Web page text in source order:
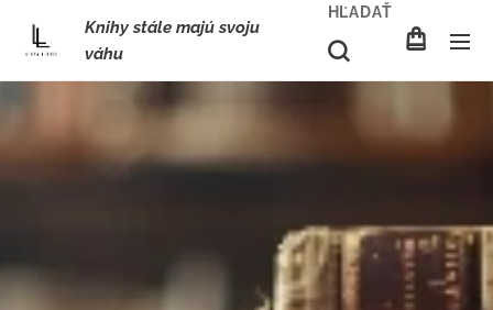
Knihy stále majú svoju
váhu
HĽADAŤ